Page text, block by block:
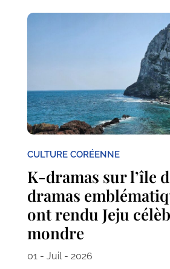
CULTURE CORÉENNE
K-dramas sur l’île
dramas
ont rendu Jeju
mondre
01 - Juil - 2026